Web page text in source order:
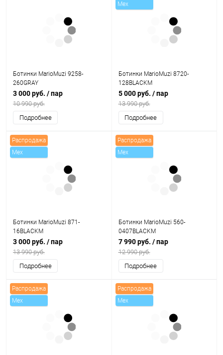
Ботинки MarioMuzi 9258-
260GRAY
3 000 руб. / пар
10 990 руб.
Подробнее
Mex
Ботинки MarioMuzi 8720-
128BLACKM
5 000 руб. / пар
13 990 руб.
Подробнее
Распродажа
Mex
Ботинки MarioMuzi 871-
16BLACKM
3 000 руб. / пар
13 990 руб.
Подробнее
Распродажа
Mex
Ботинки MarioMuzi 560-
0407BLACKM
7 990 руб. / пар
12 990 руб.
Подробнее
Распродажа
Mex
Распродажа
Mex